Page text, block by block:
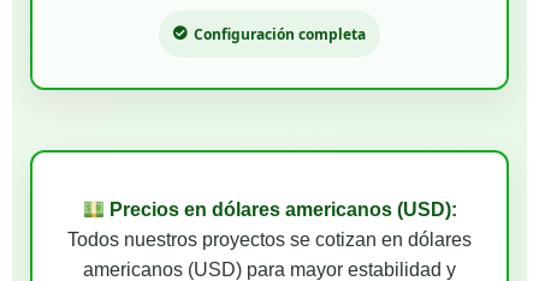
Configuración completa
Precios en dólares americanos (USD):
Todos nuestros proyectos se cotizan en dólares
americanos (USD) para mayor estabilidad y